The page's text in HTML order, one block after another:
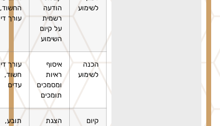
לשימוע
הודעה
רשמית
על קיום
השימוע
החשוד,
עורך דין
הכנה
לשימוע
איסוף
ראיות
ומסמכים
תומכים
עורך דין,
חשוד,
עדים
קיום
הצגת
תובע,